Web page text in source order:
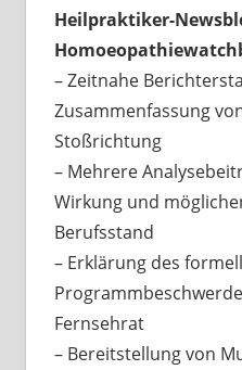
Heilpraktiker-
– Zeitnahe
Zusammenfassung
Stoßrichtung
– Mehrere
Wirkung und
Berufsstand
– Erklärung des
Fernsehrat
– Bereitstellung von